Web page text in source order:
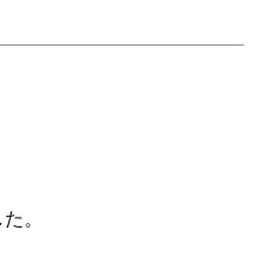
。